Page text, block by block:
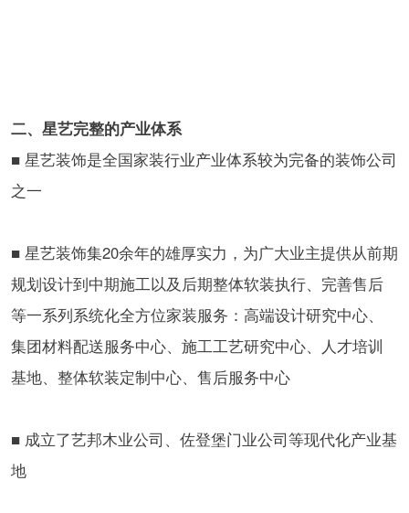
二、星艺完整的产业体系
■ 星艺装饰是全国家装行业产业体系较为完备的装饰公司
之一
■ 星艺装饰集20余年的雄厚实力，为广大业主提供从前期
规划设计到中期施工以及后期整体软装执行、完善售后
等一系列系统化全方位家装服务：高端设计研究中心、
集团材料配送服务中心、施工工艺研究中心、人才培训
基地、整体软装定制中心、售后服务中心
■ 成立了艺邦木业公司、佐登堡门业公司等现代化产业基
地